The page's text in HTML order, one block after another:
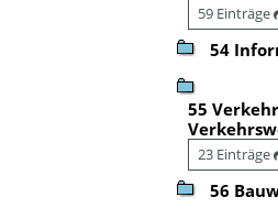
59 Einträge
54
55
23 Einträge
56